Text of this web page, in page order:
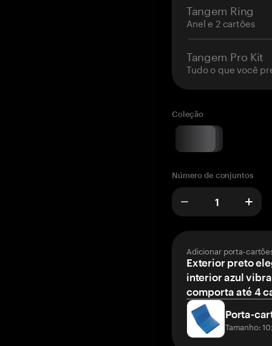
Tangem Ring
Anel e 2 cartões
Tangem Pro Kit
Tudo o que você
Coleção
Número de conjuntos
Adicionar porta-
Exterior preto
interior azul
comporta até 4
Porta-
Tamanho: